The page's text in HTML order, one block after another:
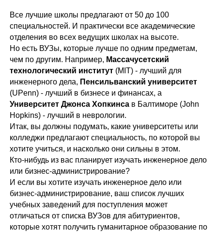
Все лучшие школы предлагают от 50 до 100
специальностей. И практически все академические
отделения во всех ведущих школах на высоте.
Но есть ВУЗы, которые лучше по одним предметам,
чем по другим. Например, Массачусетский
технологический институт (MIT) - лучший для
инженерного дела, Пенсильванский университет
(UPenn) - лучший в бизнесе и финансах, а
Университет Джонса Хопкинса в Балтиморе (John
Hopkins) - лучший в неврологии.
Итак, вы должны подумать, какие университеты или
колледжи предлагают специальность, по которой вы
хотите учиться, и насколько они сильны в этом.
Кто-нибудь из вас планирует изучать инженерное дело
или бизнес-администрирование?
И если вы хотите изучать инженерное дело или
бизнес-администрирование, ваш список лучших
учебных заведений для поступления может
отличаться от списка ВУЗов для абитуриентов,
которые хотят получить гуманитарное образование по